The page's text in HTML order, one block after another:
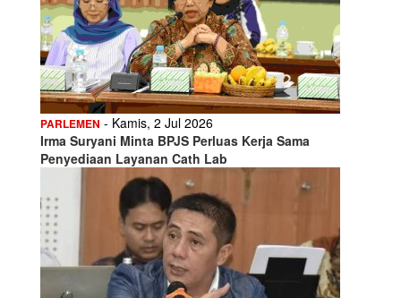
PARLEMEN - Kamis, 2 Jul 2026
Irma Suryani Minta BPJS Perluas Kerja Sama
Penyediaan Layanan Cath Lab